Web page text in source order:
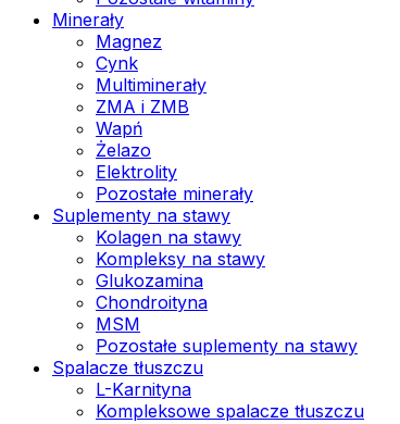
Minerały
Magnez
Cynk
Multiminerały
ZMA i ZMB
Wapń
Żelazo
Elektrolity
Pozostałe minerały
Suplementy na stawy
Kolagen na stawy
Kompleksy na stawy
Glukozamina
Chondroityna
MSM
Pozostałe suplementy na stawy
Spalacze tłuszczu
L-Karnityna
Kompleksowe spalacze tłuszczu